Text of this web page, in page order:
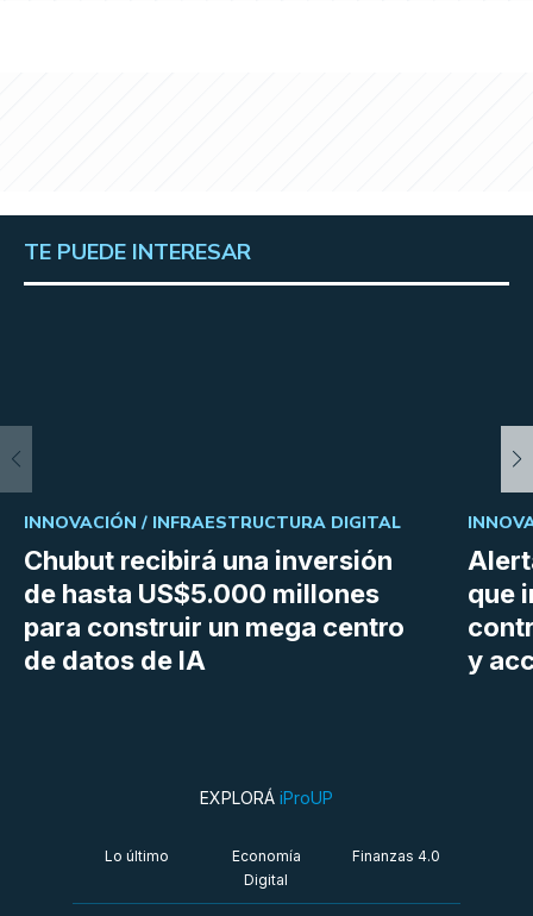
TE PUEDE INTERESAR
Chubut recibirá una inversión
de hasta US$5.000 millones
para construir un mega centro
de datos de IA
INNOVACIÓN / INFRAESTRUCTURA DIGITAL
que
y
EXPLORÁ iProUP
Lo último
Economía
Digital
Finanzas 4.0